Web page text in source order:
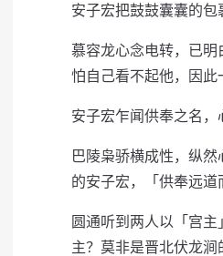
安子宏把鼓鼓囊囊的包
慕容龙心念电转，已明
怕自己看不起他，因此
安子宏乍闻供奉之名，
巴陵枭骄横成性，纵
的安子宏，「供奉远道
圆通听到两人以「宫
主？莫非是晋北伏龙